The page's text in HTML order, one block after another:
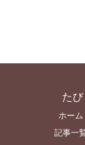
た
ホーム
記事一